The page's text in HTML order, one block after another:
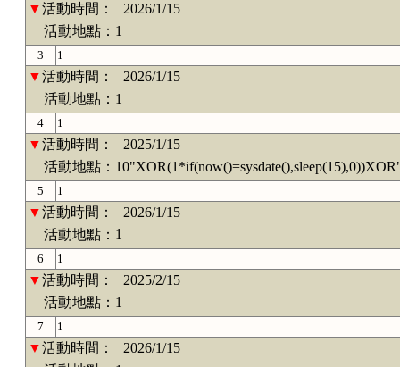
▼活動時間：
2026/1/15
活動地點：1
3 1
▼活動時間：
2026/1/15
活動地點：1
4 1
▼活動時間：
2025/1/15
活動地點：
5 1
▼活動時間：
2026/1/15
活動地點：1
6 1
▼活動時間：
2025/2/15
活動地點：1
7 1
▼活動時間：
2026/1/15